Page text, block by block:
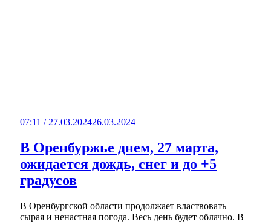
07:11 / 27.03.202426.03.2024
В Оренбуржье днем, 27 марта,
ожидается дождь, снег и до +5
градусов
В Оренбургской области продолжает властвовать
сырая и ненастная погода. Весь день будет облачно. В